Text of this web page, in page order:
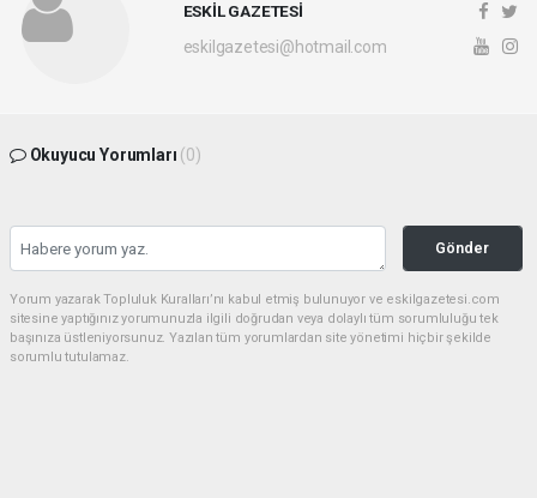
ESKİL GAZETESİ
eskilgazetesi@hotmail.com
Okuyucu Yorumları (0)
Gönder
Yorum yazarak Topluluk Kuralları’nı kabul etmiş bulunuyor ve eskilgazetesi.com
sitesine yaptığınız yorumunuzla ilgili doğrudan veya dolaylı tüm sorumluluğu tek
başınıza üstleniyorsunuz. Yazılan tüm yorumlardan site yönetimi hiçbir şekilde
sorumlu tutulamaz.